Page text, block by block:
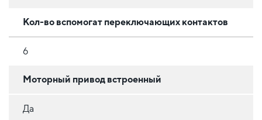
Кол-во вспомогат переключающих контактов
6
Моторный привод встроенный
Да